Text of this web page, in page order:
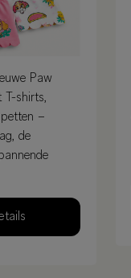
Paw
T-shirts,
–
de